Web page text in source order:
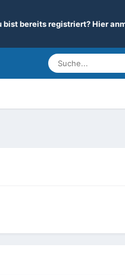
bist bereits registriert? Hier